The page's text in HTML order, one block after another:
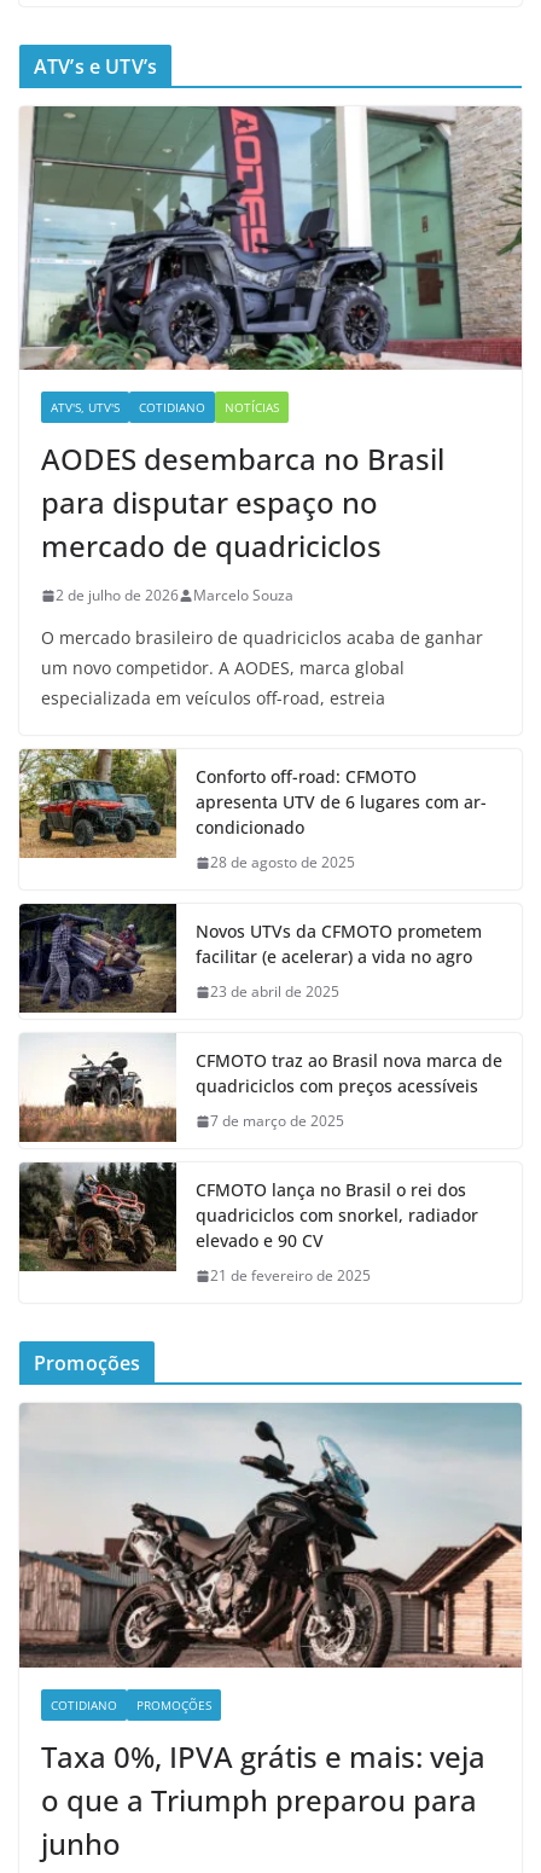
ATV’s e UTV’s
ATV'S, UTV'S COTIDIANO NOTÍCIAS
AODES desembarca no Brasil
para disputar espaço no
mercado de quadriciclos
2 de julho de 2026 Marcelo Souza
O mercado brasileiro de quadriciclos acaba de ganhar
um novo competidor. A AODES, marca global
especializada em veículos off-road, estreia
Conforto off-road: CFMOTO
apresenta UTV de 6 lugares com ar-
condicionado
28 de agosto de 2025
Novos UTVs da CFMOTO prometem
facilitar (e acelerar) a vida no agro
23 de abril de 2025
CFMOTO traz ao Brasil nova marca de
quadriciclos com preços acessíveis
7 de março de 2025
CFMOTO lança no Brasil o rei dos
quadriciclos com snorkel, radiador
elevado e 90 CV
21 de fevereiro de 2025
Promoções
COTIDIANO PROMOÇÕES
Taxa 0%, IPVA grátis e mais: veja
o que a Triumph preparou para
junho